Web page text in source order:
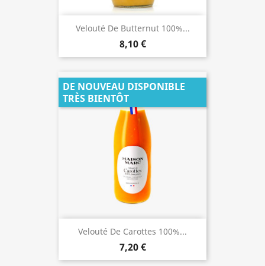
Velouté De Butternut 100%...
8,10 €
Velouté De Carottes 100%...
7,20 €
DE NOUVEAU DISPONIBLE
TRÈS BIENTÔT